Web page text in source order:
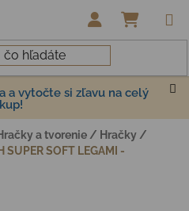
a vytočte si zľavu na celý
a tvorenie / Hračky /
SUPER SOFT LEGAMI -